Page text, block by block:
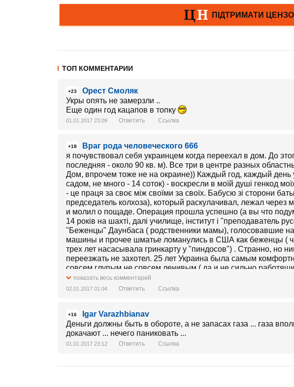
ТОП КОММЕНТАРИИ
+23
Орест Смоляк
Укры опять не замерзли ..
Еще один год кацапов в топку
01.01.2017 23:09 Ответить Ссылка
+18
Враг рода человеческого 666
я почувствовал себя украинцем когда переехал в дом. До
последняя - около 90 кв. м). Все три в центре разных
Дом, впрочем тоже не на окраине)) Каждый год, каждый день
садом, не много - 14 соток) - воскресли в моїй душі генкод
- це праця за своє між своїми за своїх. Бабусю зі сторони
председатель колхоза), который раскулачивал, лежал через
и молил о пощаде. Операция прошла успешно (а вы что
14 років на шахті, далі училище, інститут і "преподаватель
"Беженцы" Даунбаса ( родственники мамы), голосовавшие
машины и прочее шматье ломанулись в США как беженцы (
трех лет насасывала гринкарту у "пиндосов") . Странно, но
переезжать не захотел. 25 лет Украина была самым
совсем глупым не совсем ленивым ( да и не сильно
ненависти и насилия. Чому за Україну треба вбивати?
показать весь комментарий
02.01.2017 01:04 Ответить Ссылка
+16
Igar Varazhbianav
Деньги должны быть в обороте, а не запасах газа ... газа
докачают ... нечего паниковать ...
01.01.2017 23:12 Ответить Ссылка